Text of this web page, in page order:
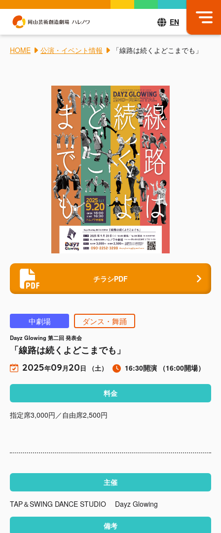
EN
HOME 公演・イベント情報 「線路は続くよどこまでも」
チラシPDF
中劇場 ダンス・舞踊
Dayz Glowing 第二回 発表会
「線路は続くよどこまでも」
2025年09月20日 （土） 16:30開演 （16:00開場）
料金
指定席3,000円／自由席2,500円
主催
TAP＆SWING DANCE STUDIO Dayz Glowing
備考